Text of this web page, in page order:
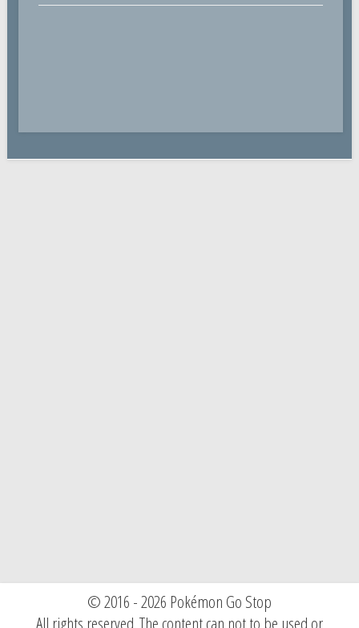
© 2016 - 2026 Pokémon Go Stop
All rights reserved. The content can not to be used or